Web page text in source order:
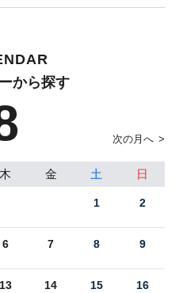
から探す
次の月へ
木 金 土 日
1 2
6 7 8 9
13 14 15 16
から探す
木 金 土 日
5 6
10 11 12 13
17 18 19 20
から探す
木 金 土 日
3 4
8 9 10 11
15 16 17 18